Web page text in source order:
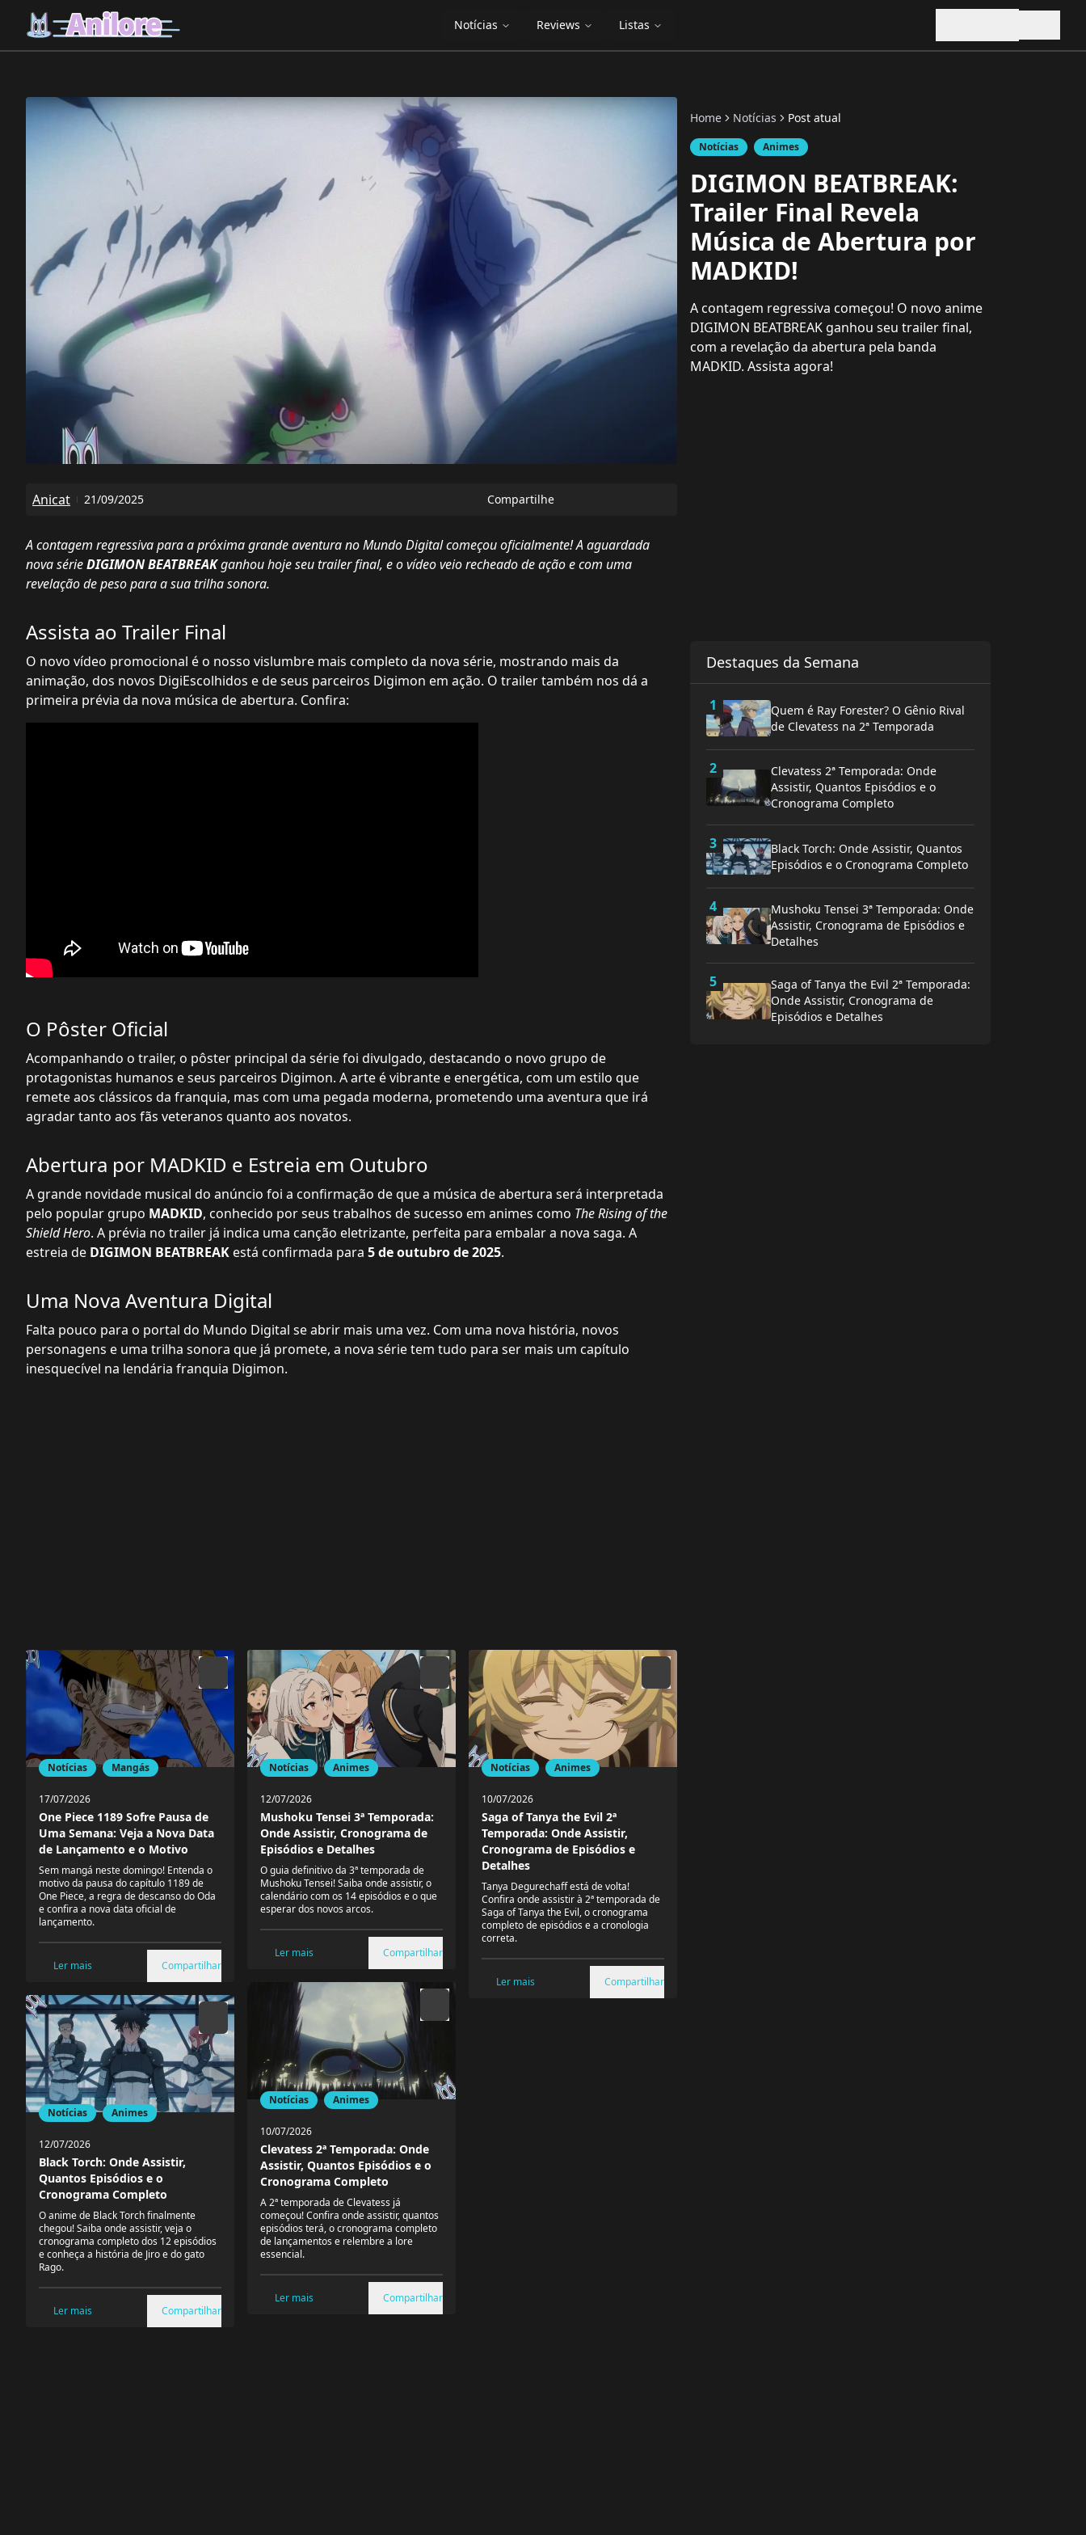
Notícias Reviews Listas
Home Notícias Post atual
Notícias Animes
DIGIMON BEATBREAK:
Trailer Final Revela
Música de Abertura por
MADKID!
A contagem regressiva começou! O novo anime
DIGIMON BEATBREAK ganhou seu trailer final,
com a revelação da abertura pela banda
MADKID. Assista agora!
Destaques da Semana
1
Quem é Ray Forester? O Gênio Rival
de Clevatess na 2ª Temporada
2
Clevatess 2ª Temporada: Onde
Assistir, Quantos Episódios e o
Cronograma Completo
3
Black Torch: Onde Assistir, Quantos
Episódios e o Cronograma Completo
4
Mushoku Tensei 3ª Temporada: Onde
Assistir, Cronograma de Episódios e
Detalhes
5
Saga of Tanya the Evil 2ª Temporada:
Onde Assistir, Cronograma de
Episódios e Detalhes
Anicat 21/09/2025 Compartilhe
A contagem regressiva para a próxima grande aventura no Mundo Digital começou oficialmente! A aguardada
nova sérieDIGIMON BEATBREAKganhou hoje seu trailer final, e o vídeo veio recheado de ação e com uma
revelação de peso para a sua trilha sonora.
Assista ao Trailer Final
O novo vídeo promocional é o nosso vislumbre mais completo da nova série, mostrando mais da
animação, dos novos DigiEscolhidos e de seus parceiros Digimon em ação. O trailer também nos dá a
primeira prévia da nova música de abertura. Confira:
O Pôster Oficial
Acompanhando o trailer, o pôster principal da série foi divulgado, destacando o novo grupo de
protagonistas humanos e seus parceiros Digimon. A arte é vibrante e energética, com um estilo que
remete aos clássicos da franquia, mas com uma pegada moderna, prometendo uma aventura que irá
agradar tanto aos fãs veteranos quanto aos novatos.
Abertura por MADKID e Estreia em Outubro
A grande novidade musical do anúncio foi a confirmação de que a música de abertura será interpretada
pelo popular grupo MADKID, conhecido por seus trabalhos de sucesso em animes como The Rising of the
Shield Hero. A prévia no trailer já indica uma canção eletrizante, perfeita para embalar a nova saga. A
estreia de DIGIMON BEATBREAK está confirmada para 5 de outubro de 2025.
Uma Nova Aventura Digital
Falta pouco para o portal do Mundo Digital se abrir mais uma vez. Com uma nova história, novos
personagens e uma trilha sonora que já promete, a nova série tem tudo para ser mais um capítulo
inesquecível na lendária franquia Digimon.
Notícias Mangás
17/07/2026
One Piece 1189 Sofre Pausa de
Uma Semana: Veja a Nova Data
de Lançamento e o Motivo
Sem mangá neste domingo! Entenda o
motivo da pausa do capítulo 1189 de
One Piece, a regra de descanso do Oda
e confira a nova data oficial de
lançamento.
Ler mais Compartilhar
Notícias Animes
12/07/2026
Black Torch: Onde Assistir,
Quantos Episódios e o
Cronograma Completo
O anime de Black Torch finalmente
chegou! Saiba onde assistir, veja o
cronograma completo dos 12 episódios
e conheça a história de Jiro e do gato
Rago.
Ler mais Compartilhar
Notícias Animes
12/07/2026
Mushoku Tensei 3ª Temporada:
Onde Assistir, Cronograma de
Episódios e Detalhes
O guia definitivo da 3ª temporada de
Mushoku Tensei! Saiba onde assistir, o
calendário com os 14 episódios e o que
esperar dos novos arcos.
Ler mais Compartilhar
Notícias Animes
10/07/2026
Clevatess 2ª Temporada: Onde
Assistir, Quantos Episódios e o
Cronograma Completo
A 2ª temporada de Clevatess já
começou! Confira onde assistir, quantos
episódios terá, o cronograma completo
de lançamentos e relembre a lore
essencial.
Ler mais Compartilhar
Notícias Animes
10/07/2026
Saga of Tanya the Evil 2ª
Temporada: Onde Assistir,
Cronograma de Episódios e
Detalhes
Tanya Degurechaff está de volta!
Confira onde assistir à 2ª temporada de
Saga of Tanya the Evil, o cronograma
completo de episódios e a cronologia
correta.
Ler mais Compartilhar